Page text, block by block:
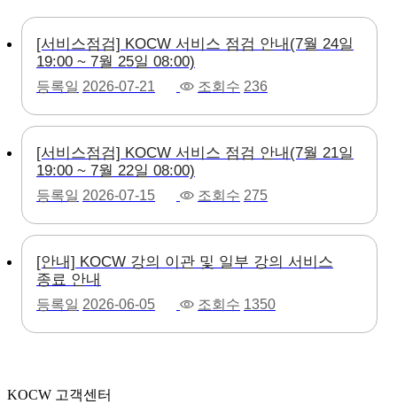
[서비스점검] KOCW 서비스 점검 안내(7월 24일
19:00 ~ 7월 25일 08:00)
등록일 2026-07-21 조회수 236
[서비스점검] KOCW 서비스 점검 안내(7월 21일
19:00 ~ 7월 22일 08:00)
등록일 2026-07-15 조회수 275
[안내] KOCW 강의 이관 및 일부 강의 서비스
종료 안내
등록일 2026-06-05 조회수 1350
KOCW 고객센터